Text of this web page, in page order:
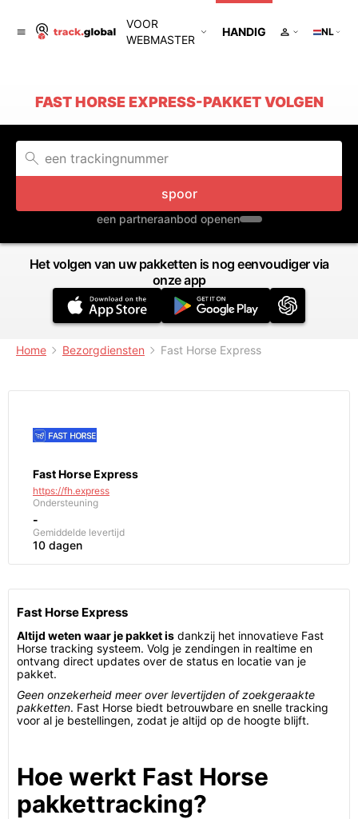
VOOR
WEBMASTER
HANDIG NL
FAST HORSE EXPRESS-PAKKET VOLGEN
spoor
een partneraanbod openen
Het volgen van uw pakketten is nog eenvoudiger via
onze app
Home Bezorgdiensten Fast Horse Express
Fast Horse Express
https://fh.express
Ondersteuning
-
Gemiddelde levertijd
10 dagen
Fast Horse Express
Altijd weten waar je pakket is dankzij het innovatieve Fast
Horse tracking systeem. Volg je zendingen in realtime en
ontvang direct updates over de status en locatie van je
pakket.
Geen onzekerheid meer over levertijden of zoekgeraakte
pakketten. Fast Horse biedt betrouwbare en snelle tracking
voor al je bestellingen, zodat je altijd op de hoogte blijft.
Hoe werkt Fast Horse
pakkettracking?